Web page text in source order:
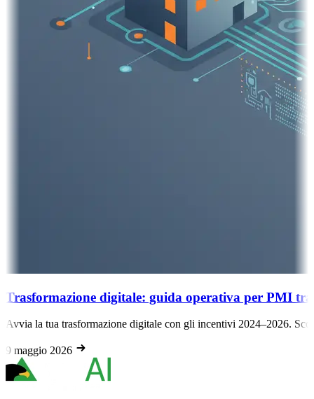
Trasformazione digitale: guida operativa per PMI
Avvia la tua trasformazione digitale con gli incentivi 2024–2026.
9 maggio 2026